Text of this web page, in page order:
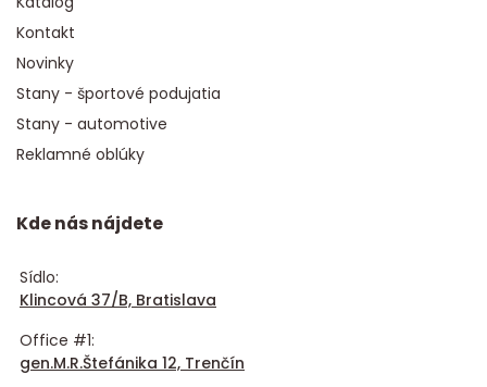
Kontakt
Novinky
Stany - športové podujatia
Stany - automotive
Reklamné oblúky
Kde nás nájdete
Sídlo:
Klincová 37/B, Bratislava
Office #1:
gen.M.R.Štefánika 12, Trenčín